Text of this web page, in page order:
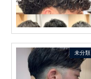
未分類